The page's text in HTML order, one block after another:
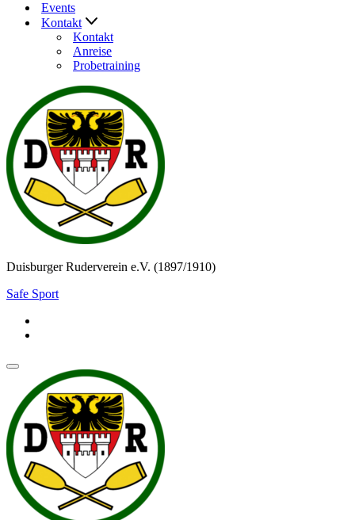
Events
Kontakt
Kontakt
Anreise
Probetraining
Duisburger Ruderverein e.V. (1897/1910)
Safe Sport
Navigationsmenü